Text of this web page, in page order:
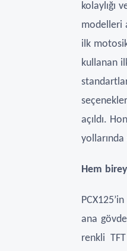
kolaylığı
modelleri
ilk
kullanan
açıldı.
Hem
ana
renkli